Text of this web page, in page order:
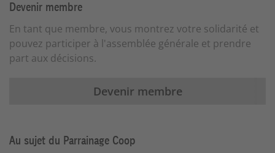
Devenir membre
En tant que membre, vous montrez votre solidarité et
pouvez participer à l'assemblée générale et prendre
part aux décisions.
Devenir membre
Au sujet du Parrainage Coop